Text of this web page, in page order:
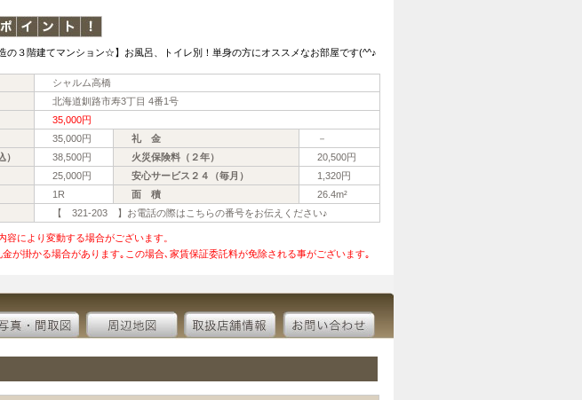
の３階建てマンション☆】お風呂、トイレ別！単身の方にオススメなお部屋です(^^♪
シャルム高橋
北海道釧路市寿3丁目 4番1号
35,000円
35,000円 礼 金
－
）
38,500円 火災保険料（２年）
20,500円
25,000円 安心サービス２４（毎月）
1,320円
1R 面 積
26.4m²
【 321-203 】お電話の際はこちらの番号をお伝えください♪
により変動する場合がございます。
が掛かる場合があります｡この場合､家賃保証委託料が免除される事がございます｡